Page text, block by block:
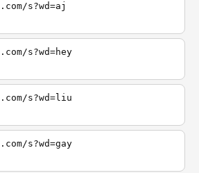
s?wd=aj
s?wd=hey
s?wd=liu
s?wd=gay